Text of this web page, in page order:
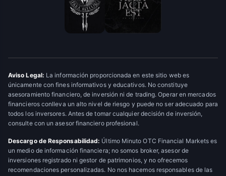
Aviso Legal: La información proporcionada en este sitio web es
únicamente con fines informativos y educativos. No constituye
asesoramiento financiero, de inversión ni de trading. Operar en mercados
financieros conlleva un alto nivel de riesgo y puede no ser adecuado para
todos los inversores. Antes de tomar cualquier decisión de inversión,
consulte con un asesor financiero profesional.
Descargo de Responsabilidad: Último Minuto OTC Financial Markets es
un medio de información financiera; no somos broker, asesor de
inversiones registrado ni gestor de patrimonios, y no ofrecemos
recomendaciones personalizadas. No nos hacemos responsables de las